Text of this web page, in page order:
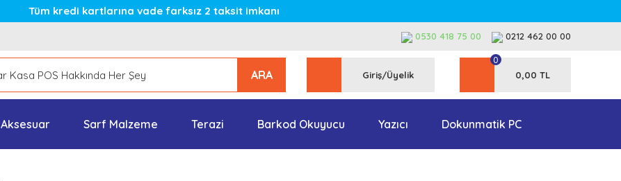
Tüm kredi kartlarına vade farksız 2 taksit imkanı
0530 418 75 00 0212 462 00 00
ARA Giriş/Üyelik 0,00 TL
0
Aksesuar Sarf Malzeme Terazi Barkod Okuyucu Yazıcı Dokunmatik PC